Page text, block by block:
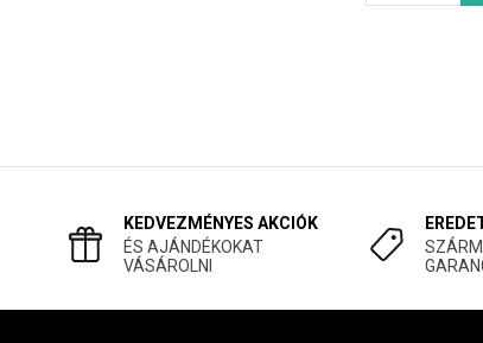
KEDVEZMÉNYES AKCIÓK
ÉS AJÁNDÉKOKAT
VÁSÁROLNI